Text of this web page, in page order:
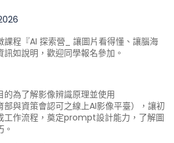
課程『AI 探索營_ 讓圖片看得懂、讓腦海
如說明，歡迎同學報名參加。
為了解影像辨識原理並使用
與資策會認可之線上AI影像平臺），讓初
工作流程，奠定prompt設計能力，了解圖